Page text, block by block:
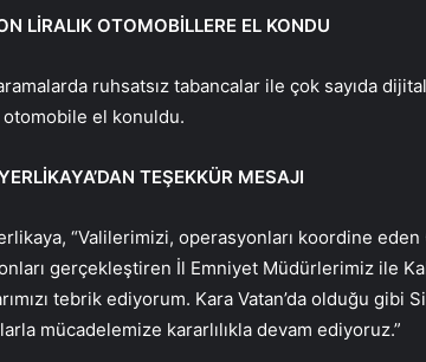
LİRALIK OTOMOBİLLERE EL KONDU
ruhsatsız tabancalar ile çok sayıda
otomobile el konuldu.
TEŞEKKÜR MESAJI
“Valilerimizi, operasyonları koordine eden
gerçekleştiren İl Emniyet Müdürlerimiz ile
tebrik ediyorum. Kara Vatan’da olduğu gibi
mücadelemize kararlılıkla devam ediyoruz.”